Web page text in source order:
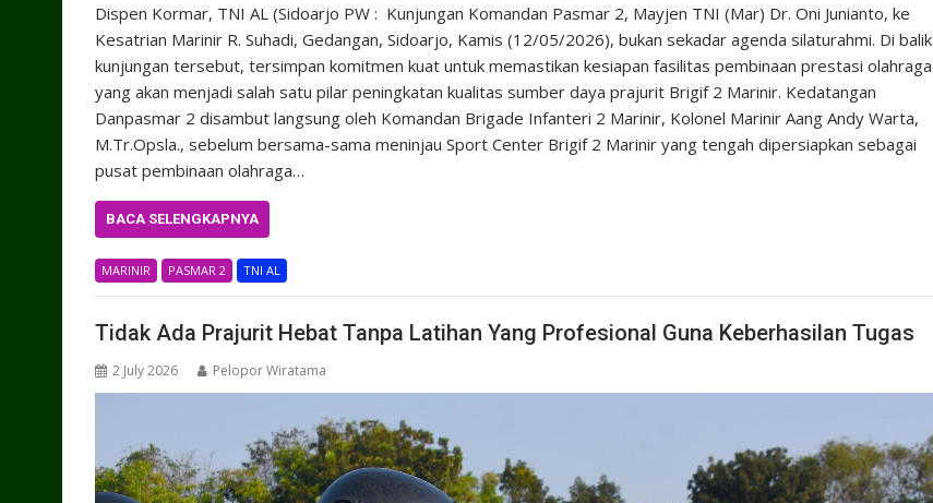
Dispen Kormar, TNI AL (Sidoarjo PW : Kunjungan Komandan Pasmar 2, Mayjen TNI (Mar) Dr. Oni Junianto, ke
Kesatrian Marinir R. Suhadi, Gedangan, Sidoarjo, Kamis (12/05/2026), bukan sekadar agenda silaturahmi. Di balik
kunjungan tersebut, tersimpan komitmen kuat untuk memastikan kesiapan fasilitas pembinaan prestasi olahraga
yang akan menjadi salah satu pilar peningkatan kualitas sumber daya prajurit Brigif 2 Marinir. Kedatangan
Danpasmar 2 disambut langsung oleh Komandan Brigade Infanteri 2 Marinir, Kolonel Marinir Aang Andy Warta,
M.Tr.Opsla., sebelum bersama-sama meninjau Sport Center Brigif 2 Marinir yang tengah dipersiapkan sebagai
pusat pembinaan olahraga…
BACA SELENGKAPNYA
MARINIR PASMAR 2 TNI AL
Tidak Ada Prajurit Hebat Tanpa Latihan Yang Profesional Guna Keberhasilan Tugas
2 July 2026 Pelopor Wiratama